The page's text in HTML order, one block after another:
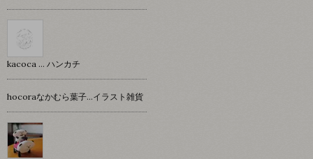
kacoca ... ハンカチ
hocoraなかむら葉子…イラスト雑貨